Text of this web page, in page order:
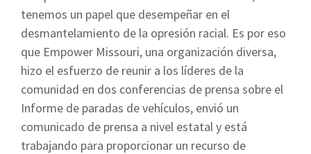
tenemos un papel que desempeñar en el
desmantelamiento de la opresión racial. Es por eso
que Empower Missouri, una organización diversa,
hizo el esfuerzo de reunir a los líderes de la
comunidad en dos conferencias de prensa sobre el
Informe de paradas de vehículos, envió un
comunicado de prensa a nivel estatal y está
trabajando para proporcionar un recurso de